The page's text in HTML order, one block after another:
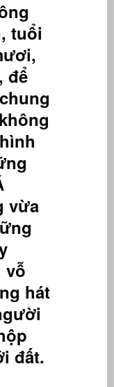
tuổi
để
vừa
vỗ
hát
đất.